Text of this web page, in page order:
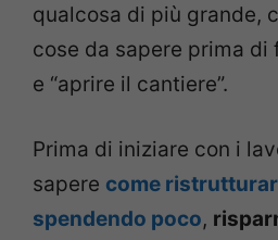
qualcosa di più grande,
cose da sapere prima
e “aprire il cantiere”.
Prima di iniziare con i
sapere come
spendendo poco,